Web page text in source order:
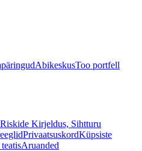
AbikeskusToo portfell
Riskide Kirjeldus, Sihtturu
PrivaatsuskordKüpsiste
Aruanded